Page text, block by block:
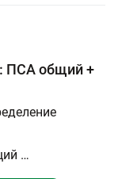
ПСА общий +
…